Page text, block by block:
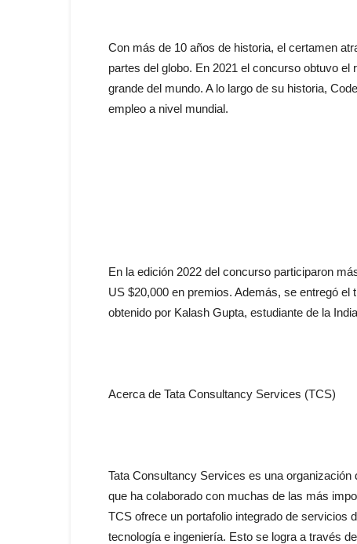
Con más de 10 años de historia, el certamen
partes del globo. En 2021 el concurso obtuvo
grande del mundo. A lo largo de su historia,
empleo a nivel mundial.
En la edición 2022 del concurso participaron
US $20,000 en premios. Además, se entregó el
obtenido por Kalash Gupta, estudiante de la
Acerca de Tata Consultancy Services (TCS)
Tata Consultancy Services es una
que ha colaborado con muchas de las más
TCS ofrece un portafolio integrado de servicios
tecnología e ingeniería. Esto se logra a través